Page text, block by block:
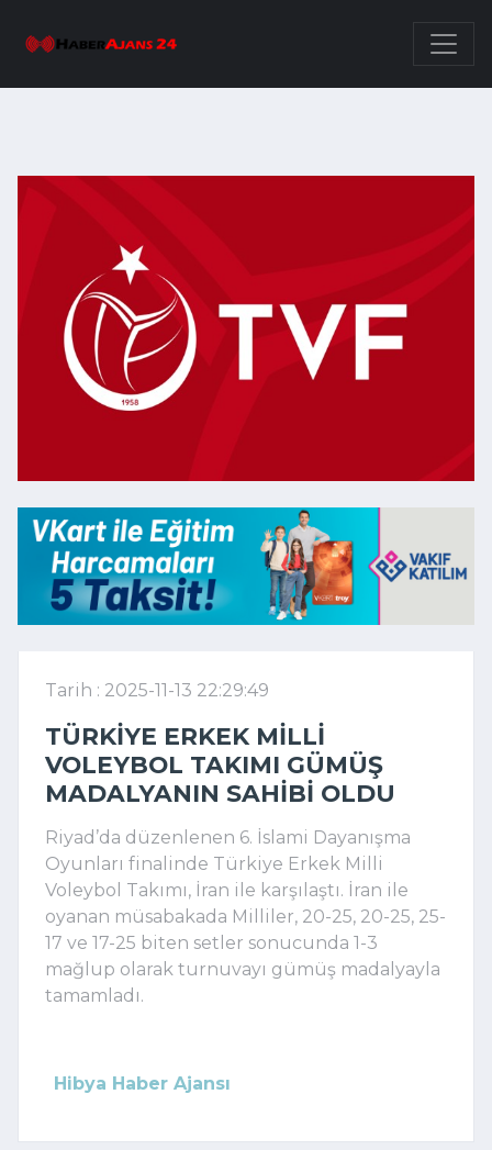
Tarih : 2025-11-13 22:29:49
TÜRKIYE ERKEK MILLI
VOLEYBOL TAKIMI GÜMÜŞ
MADALYANIN SAHIBI OLDU
Riyad’da düzenlenen 6. İslami Dayanışma
Oyunları finalinde Türkiye Erkek Milli
Voleybol Takımı, İran ile karşılaştı. İran ile
oyanan müsabakada Milliler, 20-25, 20-25, 25-
17 ve 17-25 biten setler sonucunda 1-3
mağlup olarak turnuvayı gümüş madalyayla
tamamladı.
Hibya Haber Ajansı